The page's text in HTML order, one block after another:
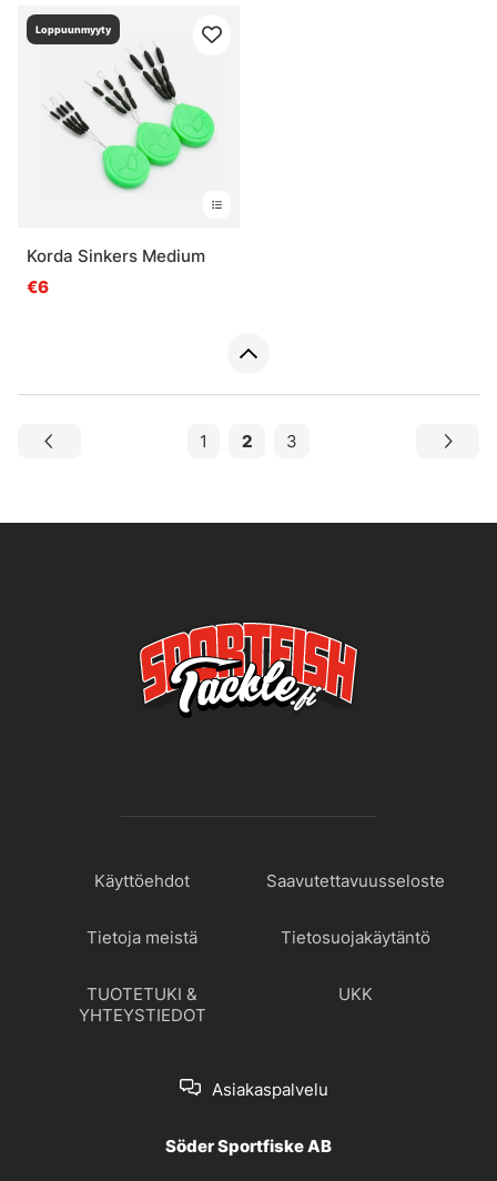
Loppuunmyyty
Korda Sinkers Medium
€6
1 2 3
Käyttöehdot Saavutettavuusseloste
Tietoja meistä Tietosuojakäytäntö
TUOTETUKI &
YHTEYSTIEDOT
UKK
Asiakaspalvelu
Söder Sportfiske AB